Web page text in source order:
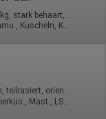
Seiten des
verwendet, um
55 Jahre, 90F, KF 48, 1.70m, 90 kg, stark behaart, deutsch
ZK, 69, NSa, Franz b. Ihr, BV, Schmu., Kuscheln, Körperküs.
50 Jahre, 80E(DD), KF 44, 1.60m, teilrasiert, orientalisch